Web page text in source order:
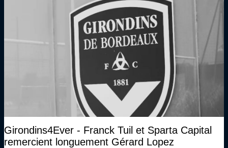
Girondins4Ever - Franck Tuil et Sparta Capital
remercient longuement Gérard Lopez